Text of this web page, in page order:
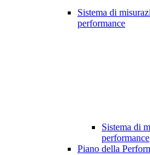
Sistema di
performance
Sistema di
performance
Piano della